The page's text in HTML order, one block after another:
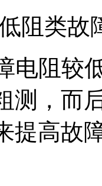
阻类故
阻较
测，而
提高故